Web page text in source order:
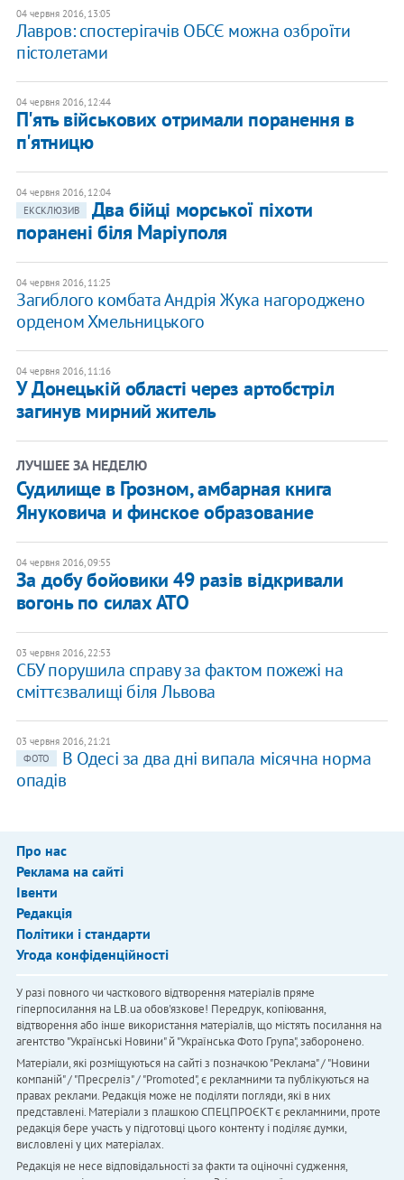
04 червня 2016, 13:05
Лавров: спостерігачів ОБСЄ можна озброїти
пістолетами
04 червня 2016, 12:44
П'ять військових отримали поранення в
п'ятницю
04 червня 2016, 12:04
ЕКСКЛЮЗИВ
Два бійці морської піхоти
поранені біля Маріуполя
04 червня 2016, 11:25
Загиблого комбата Андрія Жука нагороджено
орденом Хмельницького
04 червня 2016, 11:16
У Донецькій області через артобстріл
загинув мирний житель
ЛУЧШЕЕ ЗА НЕДЕЛЮ
Судилище в Грозном, амбарная книга
Януковича и финское образование
04 червня 2016, 09:55
За добу бойовики 49 разів відкривали
вогонь по силах АТО
03 червня 2016, 22:53
СБУ порушила справу за фактом пожежі на
сміттєзвалищі біля Львова
03 червня 2016, 21:21
ФОТО
В Одесі за два дні випала місячна норма
опадів
Про нас
Реклама на сайті
Івенти
Редакція
Політики і стандарти
Угода конфіденційності
У разі повного чи часткового відтворення матеріалів пряме
гіперпосилання на LB.ua обов'язкове! Передрук, копіювання,
відтворення або інше використання матеріалів, що містять посилання на
агентство "Українськi Новини" й "Українська Фото Група", заборонено.
Матеріали, які розміщуються на сайті з позначкою "Реклама" / "Новини
компаній" / "Пресреліз" / "Promoted", є рекламними та публікуються на
правах реклами. Редакція може не поділяти погляди, які в них
представлені. Матеріали з плашкою СПЕЦПРОЄКТ є рекламними, проте
редакція бере участь у підготовці цього контенту і поділяє думки,
висловлені у цих матеріалах.
Редакція не несе відповідальності за факти та оціночні судження,